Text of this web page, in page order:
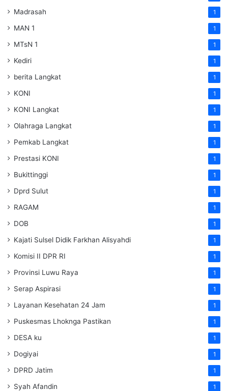
Madrasah 1
MAN 1 1
MTsN 1 1
Kediri 1
berita Langkat 1
KONI 1
KONI Langkat 1
Olahraga Langkat 1
Pemkab Langkat 1
Prestasi KONI 1
Bukittinggi 1
Dprd Sulut 1
RAGAM 1
DOB 1
Kajati Sulsel Didik Farkhan Alisyahdi 1
Komisi II DPR RI 1
Provinsi Luwu Raya 1
Serap Aspirasi 1
Layanan Kesehatan 24 Jam 1
Puskesmas Lhoknga Pastikan 1
DESA ku 1
Dogiyai 1
DPRD Jatim 1
Syah Afandin 1